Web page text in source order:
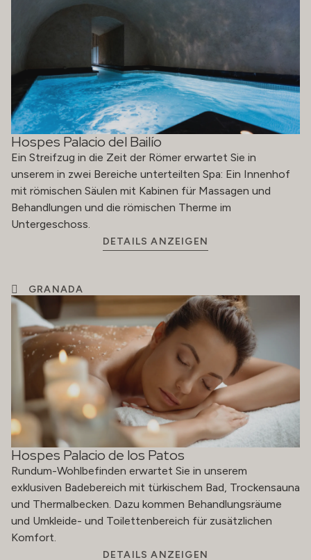
Hospes Palacio del Bailío
Ein Streifzug in die Zeit der Römer erwartet Sie in
unserem in zwei Bereiche unterteilten Spa: Ein Innenhof
mit römischen Säulen mit Kabinen für Massagen und
Behandlungen und die römischen Therme im
Untergeschoss.
DETAILS ANZEIGEN
GRANADA
Hospes Palacio de los Patos
Rundum-Wohlbefinden erwartet Sie in unserem
exklusiven Badebereich mit türkischem Bad, Trockensauna
und Thermalbecken. Dazu kommen Behandlungsräume
und Umkleide- und Toilettenbereich für zusätzlichen
Komfort.
DETAILS ANZEIGEN